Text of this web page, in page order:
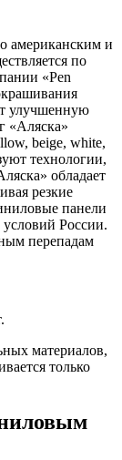
американским и
по
«Pen
улучшенную
«Аляска»
beige, white,
технологии,
обладает
резкие
панели
условий России.
перепадам
материалов,
только